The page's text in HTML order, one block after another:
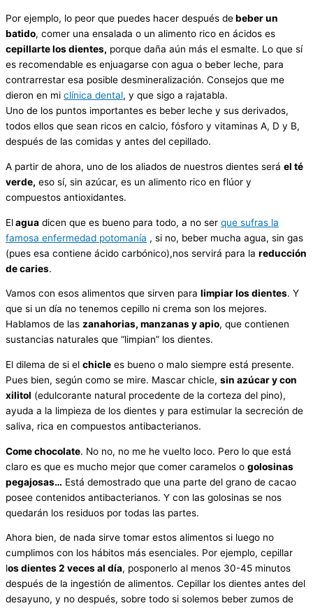
Por ejemplo, lo peor que puedes hacer después debeber un
batido, comer una ensalada o un alimento rico en ácidos es
cepillarte los dientes, porque daña aún más el esmalte. Lo que sí
es recomendable es enjuagarse con agua o beber leche, para
contrarrestar esa posible desmineralización. Consejos que me
dieron en mi clínica dental, y que sigo a rajatabla.
Uno de los puntos importantes es beber leche y sus derivados,
todos ellos que sean ricos en calcio, fósforo y vitaminas A, D y B,
después de las comidas y antes del cepillado.
A partir de ahora, uno de los aliados de nuestros dientes será el té
verde, eso sí, sin azúcar, es un alimento rico en flúor y
compuestos antioxidantes.
Elagua dicen que es bueno para todo, a no ser que sufras la
famosa enfermedad potomanía , si no, beber mucha agua, sin gas
(pues esa contiene ácido carbónico),nos servirá para la reducción
de caries.
Vamos con esos alimentos que sirven para limpiar los dientes. Y
que si un día no tenemos cepillo ni crema son los mejores.
Hablamos de las zanahorias, manzanas y apio, que contienen
sustancias naturales que “limpian” los dientes.
El dilema de si el chicle es bueno o malo siempre está presente.
Pues bien, según como se mire. Mascar chicle, sin azúcar y con
xilitol (edulcorante natural procedente de la corteza del pino),
ayuda a la limpieza de los dientes y para estimular la secreción de
saliva, rica en compuestos antibacterianos.
Come chocolate. No no, no me he vuelto loco. Pero lo que está
claro es que es mucho mejor que comer caramelos o golosinas
pegajosas… Está demostrado que una parte del grano de cacao
posee contenidos antibacterianos. Y con las golosinas se nos
quedarán los residuos por todas las partes.
Ahora bien, de nada sirve tomar estos alimentos si luego no
cumplimos con los hábitos más esenciales. Por ejemplo, cepillar
los dientes 2 veces al día, posponerlo al menos 30-45 minutos
después de la ingestión de alimentos. Cepillar los dientes antes del
desayuno, y no después, sobre todo si solemos beber zumos de